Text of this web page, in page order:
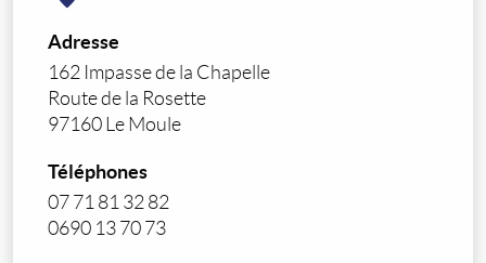
Adresse
162 Impasse de la Chapelle
Route de la Rosette
97160 Le Moule
Téléphones
07 71 81 32 82
0690 13 70 73